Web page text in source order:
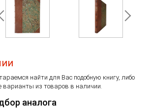
найти для Вас подобную книгу, либо
варианты из товаров в наличии.
аналога